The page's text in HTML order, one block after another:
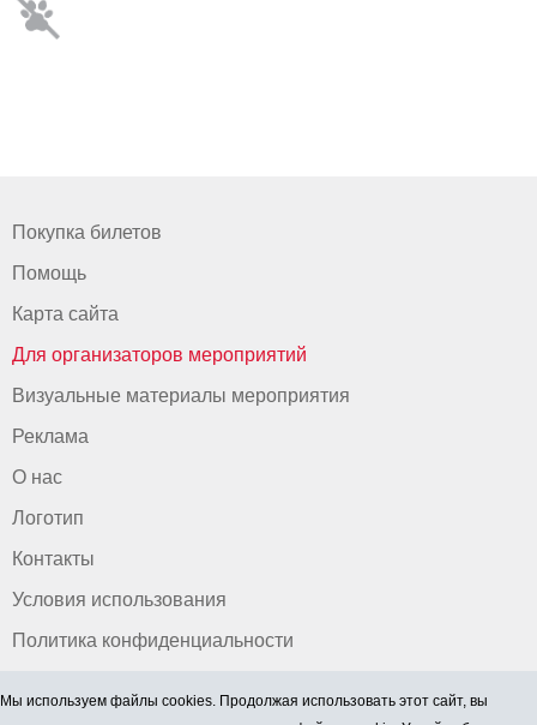
Покупка билетов
Помощь
Карта сайта
Для организаторов мероприятий
Визуальные материалы мероприятия
Реклама
О нас
Логотип
Контакты
Условия использования
Политика конфиденциальности
Мы используем файлы cookies. Продолжая использовать этот сайт, вы